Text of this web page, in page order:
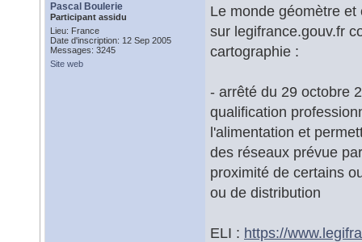
Pascal Boulerie
Participant assidu
Lieu: France
Date d'inscription: 12 Sep 2005
Messages: 3245
Site web
Le monde géomètre
sur legifrance.gouv.fr
cartographie :
- arrêté du 29 octobre
qualification
l'alimentation et
des réseaux prévue
proximité de certains
ou de distribution
ELI : https://